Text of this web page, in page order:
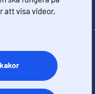
att visa videor,